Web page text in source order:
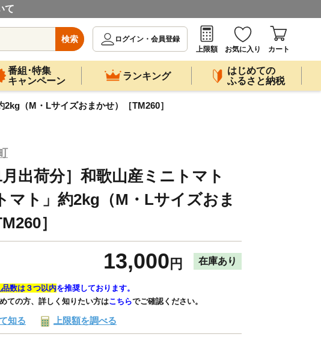
て
検索
ログイン・会員登録
上限額
お気に入り カート
番組･特集
キャンペーン
ランキング
はじめての
ふるさと納税
（M・Lサイズおまかせ）［TM260］
月出荷分］和歌山産ミニトマト
マト」約2kg（M・Lサイズおま
］
13,000 円 在庫あり
品数は３つ以内を推奨しております。
ての方、詳しく知りたい方はこちらでご確認ください。
知る 上限額を調べる